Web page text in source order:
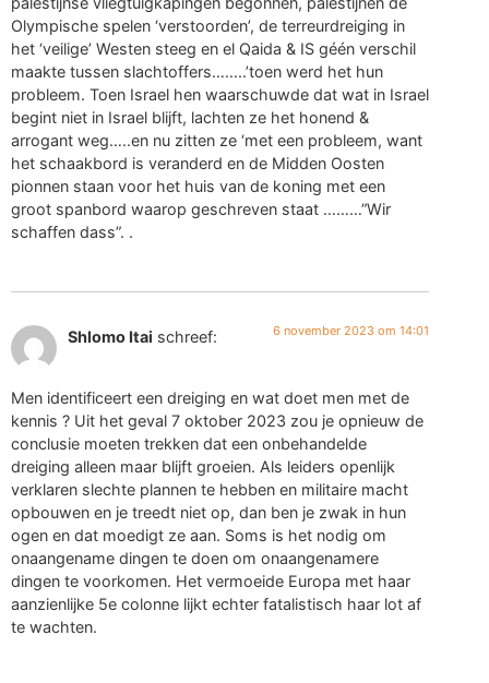
Olympische spelen ‘verstoorden’, de terreurdreiging in
het ‘veilige’ Westen steeg en el Qaida & IS géén verschil
maakte tussen slachtoffers……..’toen werd het hun
probleem. Toen Israel hen waarschuwde dat wat in Israel
begint niet in Israel blijft, lachten ze het honend &
arrogant weg…..en nu zitten ze ‘met een probleem, want
het schaakbord is veranderd en de Midden Oosten
pionnen staan voor het huis van de koning met een
groot spanbord waarop geschreven staat ………”Wir
schaffen dass”. .
Shlomo Itai schreef: 6 november 2023 om 14:01
Men identificeert een dreiging en wat doet men met de
kennis ? Uit het geval 7 oktober 2023 zou je opnieuw de
conclusie moeten trekken dat een onbehandelde
dreiging alleen maar blijft groeien. Als leiders openlijk
verklaren slechte plannen te hebben en militaire macht
opbouwen en je treedt niet op, dan ben je zwak in hun
ogen en dat moedigt ze aan. Soms is het nodig om
onaangename dingen te doen om onaangenamere
dingen te voorkomen. Het vermoeide Europa met haar
aanzienlijke 5e colonne lijkt echter fatalistisch haar lot af
te wachten.